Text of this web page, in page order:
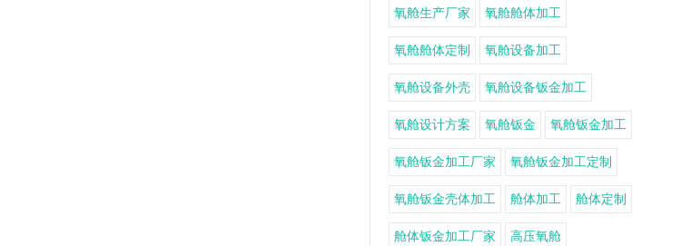
氧舱生产厂家 氧舱舱体加工
氧舱舱体定制 氧舱设备加工
氧舱设备外壳 氧舱设备钣金加工
氧舱设计方案 氧舱钣金 氧舱钣金加工
氧舱钣金加工厂家 氧舱钣金加工定制
氧舱钣金壳体加工 舱体加工 舱体定制
舱体钣金加工厂家 高压氧舱